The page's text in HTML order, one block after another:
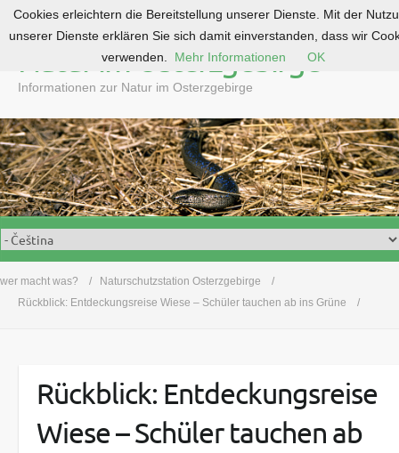
o
c
o
n
t
e
n
Natur im Osterzgebirge
Informationen zur Natur im Osterzgebirge
wer macht was?
Naturschutzstation Osterzgebirge
Rückblick: Entdeckungsreise Wiese – Schüler tauchen ab ins Grüne
Rückblick: Entdeckungsreise
Wiese – Schüler tauchen ab
Cookies erleichtern die Bereitstellung unserer Dienste. Mit der
unserer Dienste erklären Sie sich damit einverstanden, dass wir
verwenden.
Mehr Informationen OK